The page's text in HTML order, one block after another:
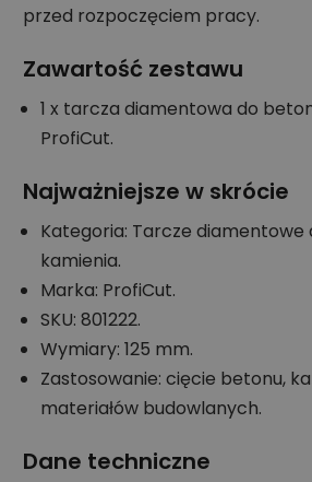
przed rozpoczęciem pracy.
Zawartość zestawu
1 x tarcza diamentowa do
ProfiCut.
Najważniejsze w skrócie
Kategoria: Tarcze diamentowe
kamienia.
Marka: ProfiCut.
SKU: 801222.
Wymiary: 125 mm.
Zastosowanie: cięcie betonu,
materiałów budowlanych.
Dane techniczne